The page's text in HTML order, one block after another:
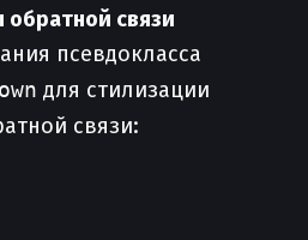
связи
псевдокласса
для стилизации
связи: